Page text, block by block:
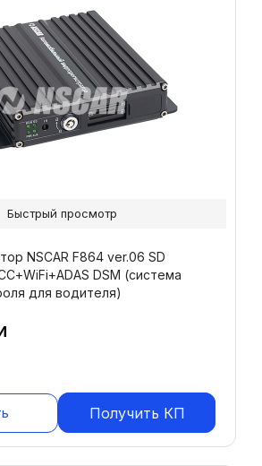
NSCAR F864 ver.06 SD
DSM (система
для водителя)
Получить КП
Быстрый просмотр